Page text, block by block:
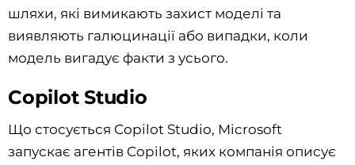
шляхи, які вимикають захист моделі та
виявляють галюцинації або випадки, коли
модель вигадує факти з усього.
Copilot Studio
Що стосується Copilot Studio, Microsoft
запускає агентів Copilot, яких компанія описує